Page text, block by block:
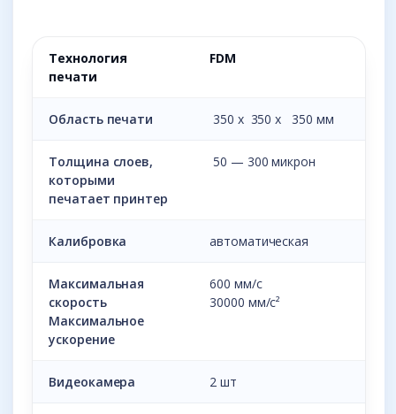
Технология
печати
FDM
Область печати 350 х 350 х 350 мм
Толщина слоев,
которыми
печатает принтер
50 — 300 микрон
Калибровка автоматическая
Максимальная
скорость
Максимальное
ускорение
600 мм/с
30000 мм/с²
Видеокамера 2 шт